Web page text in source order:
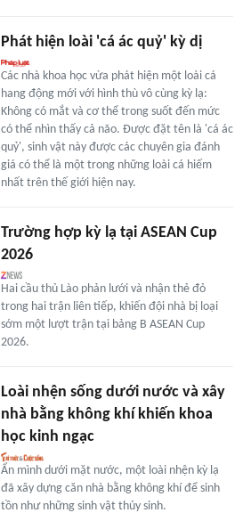
Phát hiện loài 'cá ác quỷ' kỳ dị
Các nhà khoa học vừa phát hiện một loài cá
hang động mới với hình thù vô cùng kỳ lạ:
Không có mắt và cơ thể trong suốt đến mức
có thể nhìn thấy cả não. Được đặt tên là 'cá ác
quỷ', sinh vật này được các chuyên gia đánh
giá có thể là một trong những loài cá hiếm
nhất trên thế giới hiện nay.
Trường hợp kỳ lạ tại ASEAN Cup
2026
Hai cầu thủ Lào phản lưới và nhận thẻ đỏ
trong hai trận liên tiếp, khiến đội nhà bị loại
sớm một lượt trận tại bảng B ASEAN Cup
2026.
Loài nhện sống dưới nước và xây
nhà bằng không khí khiến khoa
học kinh ngạc
Ẩn mình dưới mặt nước, một loài nhện kỳ lạ
đã xây dựng căn nhà bằng không khí để sinh
tồn như những sinh vật thủy sinh.